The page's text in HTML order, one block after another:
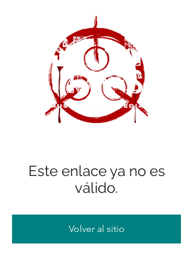
Este enlace ya no es
válido.
Volver al sitio